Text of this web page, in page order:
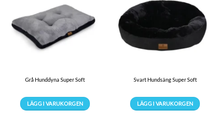
Grå Hunddyna Super Soft
LÄGG I VARUKORGEN
Svart Hundsäng Super Soft
LÄGG I VARUKORGEN